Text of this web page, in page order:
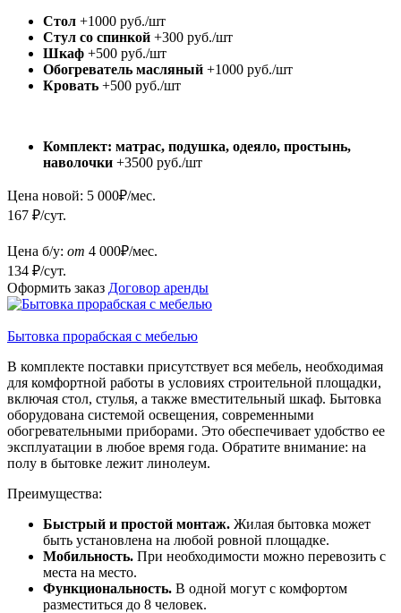
Стол +1000 руб./шт
Стул со спинкой +300 руб./шт
Шкаф +500 руб./шт
Обогреватель масляный +1000 руб./шт
Кровать +500 руб./шт
Комплект: матрас, подушка, одеяло, простынь,
наволочки +3500 руб./шт
Цена новой: 5 000₽/мес.
167 ₽/сут.
Цена б/у: от 4 000₽/мес.
134 ₽/сут.
Оформить заказ Договор аренды
Бытовка прорабская с мебелью
В комплекте поставки присутствует вся мебель, необходимая
для комфортной работы в условиях строительной площадки,
включая стол, стулья, а также вместительный шкаф. Бытовка
оборудована системой освещения, современными
обогревательными приборами. Это обеспечивает удобство ее
эксплуатации в любое время года. Обратите внимание: на
полу в бытовке лежит линолеум.
Преимущества:
Быстрый и простой монтаж. Жилая бытовка может
быть установлена на любой ровной площадке.
Мобильность. При необходимости можно перевозить с
места на место.
Функциональность. В одной могут с комфортом
разместиться до 8 человек.